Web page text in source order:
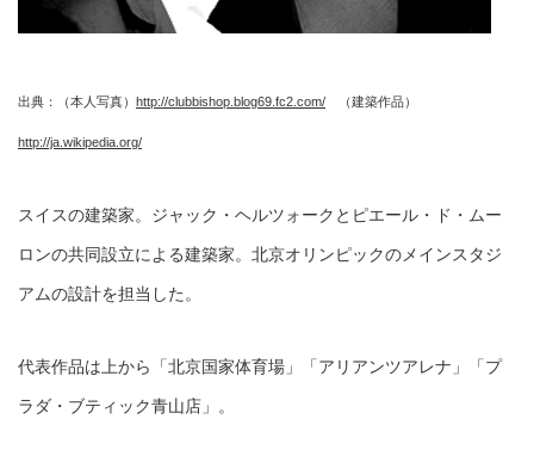
出典：（本人写真） http://clubbishop.blog69.fc2.com/ （建築作品）
http://ja.wikipedia.org/
スイスの建築家。ジャック・ヘルツォークとピエール・ド・ムー
ロンの共同設立による建築家。北京オリンピックのメインスタジ
アムの設計を担当した。
代表作品は上から「北京国家体育場」「アリアンツアレナ」「プ
ラダ・ブティック青山店」。